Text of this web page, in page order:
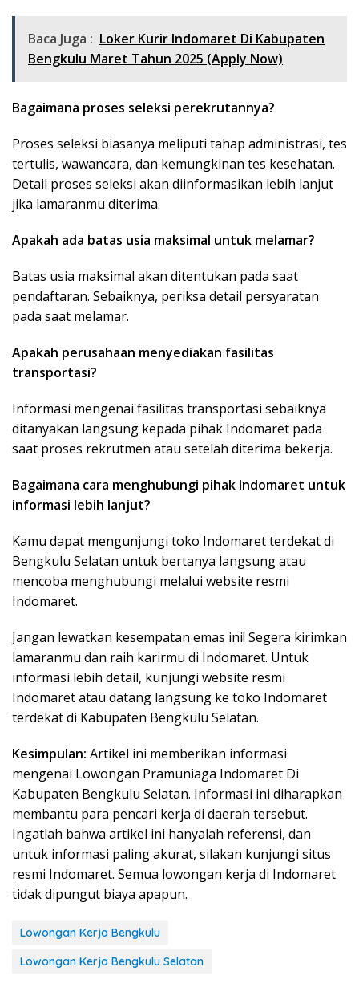
Baca Juga : Loker Kurir Indomaret Di Kabupaten
Bengkulu Maret Tahun 2025 (Apply Now)
Bagaimana proses seleksi perekrutannya?
Proses seleksi biasanya meliputi tahap administrasi, tes
tertulis, wawancara, dan kemungkinan tes kesehatan.
Detail proses seleksi akan diinformasikan lebih lanjut
jika lamaranmu diterima.
Apakah ada batas usia maksimal untuk melamar?
Batas usia maksimal akan ditentukan pada saat
pendaftaran. Sebaiknya, periksa detail persyaratan
pada saat melamar.
Apakah perusahaan menyediakan fasilitas
transportasi?
Informasi mengenai fasilitas transportasi sebaiknya
ditanyakan langsung kepada pihak Indomaret pada
saat proses rekrutmen atau setelah diterima bekerja.
Bagaimana cara menghubungi pihak Indomaret untuk
informasi lebih lanjut?
Kamu dapat mengunjungi toko Indomaret terdekat di
Bengkulu Selatan untuk bertanya langsung atau
mencoba menghubungi melalui website resmi
Indomaret.
Jangan lewatkan kesempatan emas ini! Segera kirimkan
lamaranmu dan raih karirmu di Indomaret. Untuk
informasi lebih detail, kunjungi website resmi
Indomaret atau datang langsung ke toko Indomaret
terdekat di Kabupaten Bengkulu Selatan.
Kesimpulan: Artikel ini memberikan informasi
mengenai Lowongan Pramuniaga Indomaret Di
Kabupaten Bengkulu Selatan. Informasi ini diharapkan
membantu para pencari kerja di daerah tersebut.
Ingatlah bahwa artikel ini hanyalah referensi, dan
untuk informasi paling akurat, silakan kunjungi situs
resmi Indomaret. Semua lowongan kerja di Indomaret
tidak dipungut biaya apapun.
Lowongan Kerja Bengkulu
Lowongan Kerja Bengkulu Selatan